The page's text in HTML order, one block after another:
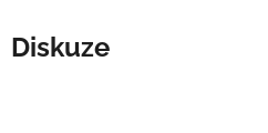
Diskuze